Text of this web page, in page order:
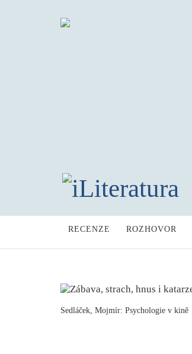
RECENZE ROZHOVOR
Sedláček, Mojmír: Psychologie v kině